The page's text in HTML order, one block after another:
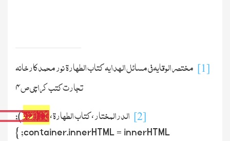
[1] مختصر الوقایہ فی مسائل الھدایہ کتاب الطہارۃ نور محمد کارخانہ
تجارت کتب کراچی ص۴
[2] الدرالمختار،کتاب الطہارۃ،$&
');
container.innerHTML = innerHTML; }